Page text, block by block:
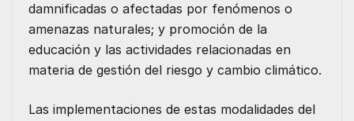
damnificadas o afectadas por fenómenos o
amenazas naturales; y promoción de la
educación y las actividades relacionadas en
materia de gestión del riesgo y cambio climático.
Las implementaciones de estas modalidades del